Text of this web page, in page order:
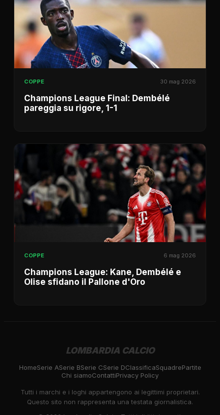
COPPE 30 mag 2026
Champions League Final: Dembélé
pareggia su rigore, 1-1
COPPE 6 mag 2026
Champions League: Kane, Dembélé e
Olise sfidano il Pallone d'Oro
LOMBARDIA CALCIO
HomeSerie ASerie BSerie CSerie DClassificaSquadrePartite
Chi siamoContattiPrivacy Policy
Tutti i marchi e i loghi appartengono ai legittimi proprietari.
Questo sito non rappresenta una testata giornalistica.